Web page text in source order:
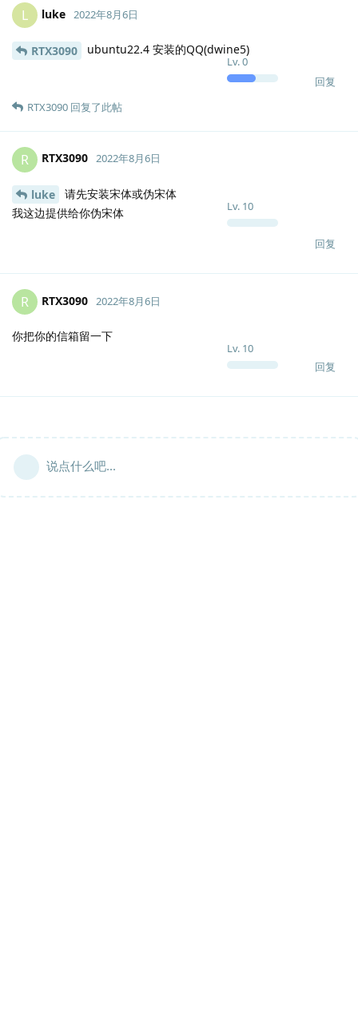
L luke
Lv.0
2022年8月6日
RTX3090 ubuntu22.4 安装的QQ(dwine5)
回复
RTX3090 回复了此帖
R RTX3090
Lv. 10
2022年8月6日
luke
请先安装宋体或伪宋体
我这边提供给你伪宋体
回复
R RTX3090
Lv. 10
2022年8月6日
你把你的信箱留一下
回复
说点什么吧...